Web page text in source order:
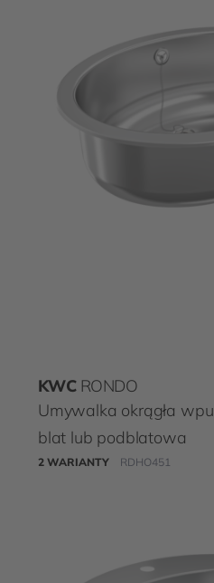
KWC RONDO
Umywalka okrągła
blat lub podblatowa
2 WARIANTY RDHO451